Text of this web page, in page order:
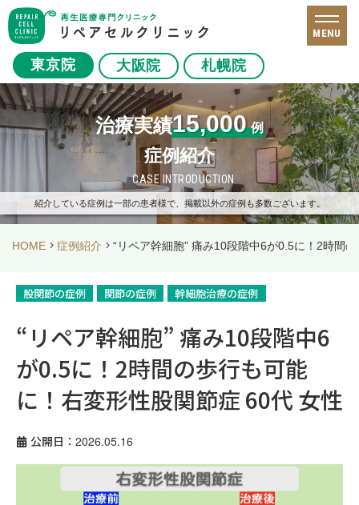
東京院 大阪院 札幌院
MENU
治療実績15,000 例
症例紹介
CASE INTRODUCTION
紹介している症例は一部の患者様で、掲載以外の症例も多数ございます。
HOME 症例紹介 “リペア幹細胞” 痛み10段階中6が0.5に！2時間
股関節の症例 関節の症例 幹細胞治療の症例
“リペア幹細胞” 痛み10段階中6
が0.5に！2時間の歩行も可能
に！右変形性股関節症 60代 女性
公開日：2026.05.16